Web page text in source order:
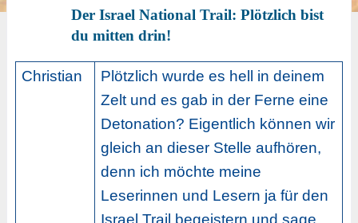
Der Israel National Trail: Plötzlich bist
du mitten drin!
Christian
Plötzlich wurde es hell in deinem
Zelt und es gab in der Ferne eine
Detonation? Eigentlich können wir
gleich an dieser Stelle aufhören,
denn ich möchte meine
Leserinnen und Lesern ja für den
Israel Trail begeistern und sage